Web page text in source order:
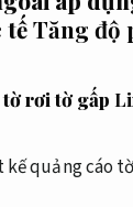
tếTăng độ
rơi tờ gấp